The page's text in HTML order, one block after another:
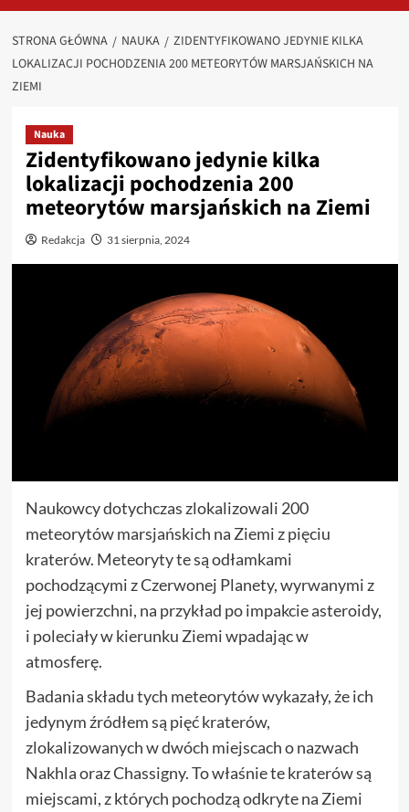
STRONA GŁÓWNA NAUKA
ZIDENTYFIKOWANO JEDYNIE KILKA
LOKALIZACJI POCHODZENIA 200 METEORYTÓW MARSJAŃSKICH NA
ZIEMI
Nauka
Zidentyfikowano jedynie kilka
lokalizacji pochodzenia 200
meteorytów marsjańskich na Ziemi
Redakcja 31 sierpnia, 2024
Naukowcy dotychczas zlokalizowali 200
meteorytów marsjańskich na Ziemi z pięciu
kraterów. Meteoryty te są odłamkami
pochodzącymi z Czerwonej Planety, wyrwanymi z
jej powierzchni, na przykład po impakcie asteroidy,
i poleciały w kierunku Ziemi wpadając w
atmosferę.
Badania składu tych meteorytów wykazały, że ich
jedynym źródłem są pięć kraterów,
zlokalizowanych w dwóch miejscach o nazwach
Nakhla oraz Chassigny. To właśnie te kraterów są
miejscami, z których pochodzą odkryte na Ziemi